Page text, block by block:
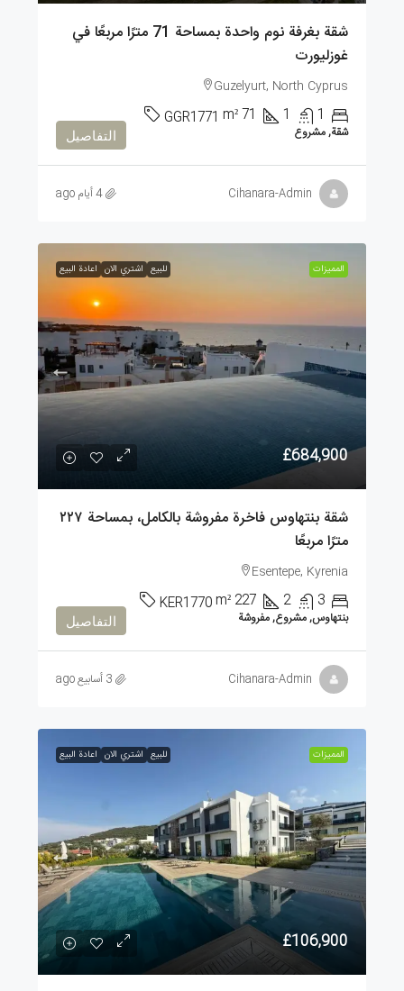
شقة بغرفة نوم واحدة بمساحة 71 مترًا مربعًا في
غوزليورت
Guzelyurt, North Cyprus
1
1
71
m²
GGR1771
شقة, مشروع التفاصيل
Cihanara-Admin 4 أيام ago
الممیزات للبيع اشتري الان اعادة البيع
£684,900
شقة بنتهاوس فاخرة مفروشة بالكامل، بمساحة ٢٢٧
مترًا مربعًا
Esentepe, Kyrenia
3
2
227
m²
KER1770
بنتهاوس, مشروع, مفروشة التفاصيل
Cihanara-Admin 3 أسابيع ago
الممیزات للبيع اشتري الان اعادة البيع
£106,900